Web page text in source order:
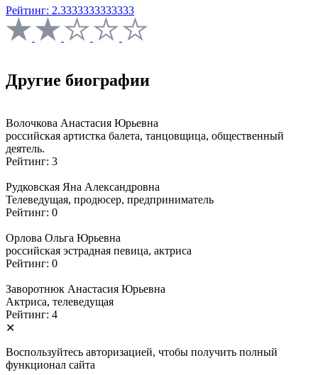
Рейтинг: 2.3333333333333
Другие биографии
Волочкова Анастасия Юрьевна
российская артистка балета, танцовщица, общественный
деятель.
Рейтинг: 3
Рудковская Яна Александровна
Телеведущая, продюсер, предприниматель
Рейтинг: 0
Орлова Ольга Юрьевна
российская эстрадная певица, актриса
Рейтинг: 0
Заворотнюк Анастасия Юрьевна
Актриса, телеведущая
Рейтинг: 4
✕
Воспользуйтесь авторизацией, чтобы получить полный
функционал сайта